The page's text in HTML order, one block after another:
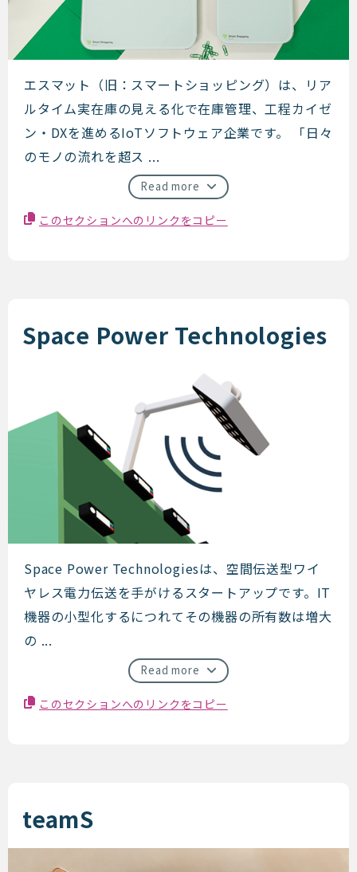
エスマット（旧：スマートショ
エスマット（旧：スマートショッピング）は、リア
ルタイム実在庫の見える化で在庫管理、工程カイゼ
ン・DXを進めるIoTソフトウェア企業です。 「日々
のモノの流れを超ス ...
Read more
このセクションへのリンクをコピー
Space Power Technologies
Space Power Technologies
Space Power Technologiesは、空間伝送型ワイ
ヤレス電力伝送を手がけるスタートアップです。IT
機器の小型化するにつれてその機器の所有数は増大
の ...
Read more
このセクションへのリンクをコピー
teamS